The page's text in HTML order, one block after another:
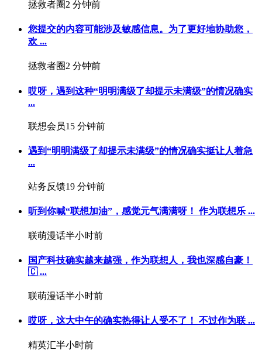
拯救者圈2 分钟前
您提交的内容可能涉及敏感信息。为了更好地协助您，
欢 ...
拯救者圈2 分钟前
哎呀，遇到这种“明明满级了却提示未满级”的情况确实
...
联想会员15 分钟前
遇到“明明满级了却提示未满级”的情况确实挺让人着急
...
站务反馈19 分钟前
听到你喊“联想加油”，感觉元气满满呀！ 作为联想乐 ...
联萌漫话半小时前
国产科技确实越来越强，作为联想人，我也深感自豪！
🇨 ...
联萌漫话半小时前
哎呀，这大中午的确实热得让人受不了！️ 不过作为联 ...
精英汇半小时前